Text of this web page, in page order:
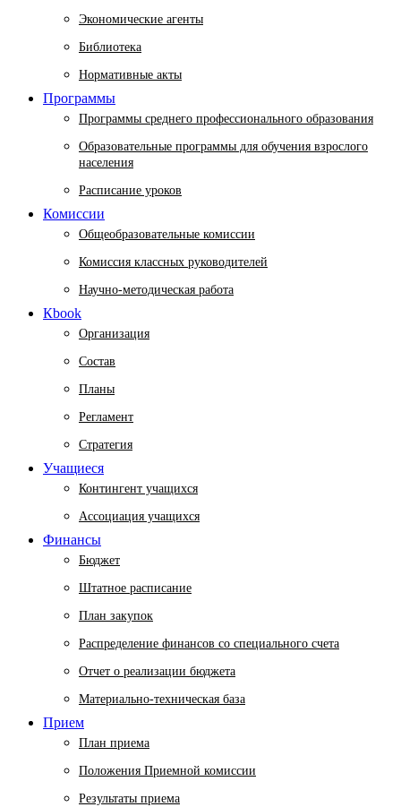
Экономические агенты
Библиотека
Нормативные акты
Программы
Программы среднего профессионального образования
Образовательные программы для обучения взрослого
населения
Расписание уроков
Комиссии
Общеобразовательные комиссии
Комиссия классных руководителей
Научно-методическая работа
Кbook
Организация
Состав
Планы
Регламент
Стратегия
Учащиеся
Контингент учащихся
Ассоциация учащихся
Финансы
Бюджет
Штатное расписание
План закупок
Распределение финансов со специального счета
Отчет о реализации бюджета
Материально-техническая база
Прием
План приема
Положения Приемной комиссии
Результаты приема